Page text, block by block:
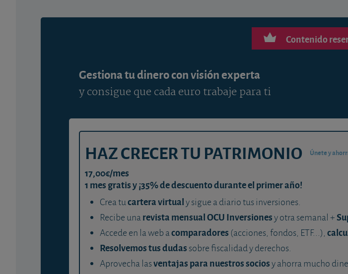
Contenido
Gestiona tu dinero con visión experta
y consigue que cada euro trabaje para ti
HAZ CRECER TU PATRIMONIO Únete y
17,00€/mes
1 mes gratis y ¡35% de descuento durante el primer año!
Crea tucartera virtualy sigue a diario tus inversiones.
Recibe unarevista mensual OCU Inversionesy otra semanal +
Accede en la web acomparadores (acciones, fondos, ETF...),
Resolvemos tus dudas sobre fiscalidad y derechos.
Aprovecha lasventajas para nuestros sociosy ahorra mucho